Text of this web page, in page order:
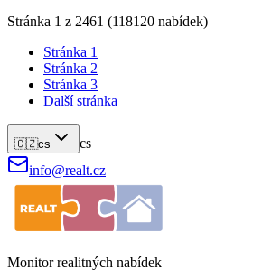
Stránka 1 z 2461 (118120 nabídek)
Stránka 1
Stránka 2
Stránka 3
Další stránka
🇨🇿cs
cs
info@realt.cz
Monitor realitných nabídek